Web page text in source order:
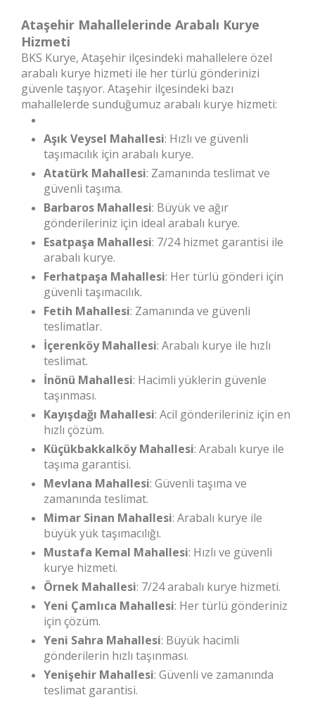
Ataşehir Mahallelerinde Arabalı Kurye
Hizmeti
BKS Kurye, Ataşehir ilçesindeki mahallelere özel
arabalı kurye hizmeti ile her türlü gönderinizi
güvenle taşıyor. Ataşehir ilçesindeki bazı
mahallelerde sunduğumuz arabalı kurye hizmeti:
Aşık Veysel Mahallesi: Hızlı ve güvenli
taşımacılık için arabalı kurye.
Atatürk Mahallesi: Zamanında teslimat ve
güvenli taşıma.
Barbaros Mahallesi: Büyük ve ağır
gönderileriniz için ideal arabalı kurye.
Esatpaşa Mahallesi: 7/24 hizmet garantisi ile
arabalı kurye.
Ferhatpaşa Mahallesi: Her türlü gönderi için
güvenli taşımacılık.
Fetih Mahallesi: Zamanında ve güvenli
teslimatlar.
İçerenköy Mahallesi: Arabalı kurye ile hızlı
teslimat.
İnönü Mahallesi: Hacimli yüklerin güvenle
taşınması.
Kayışdağı Mahallesi: Acil gönderileriniz için en
hızlı çözüm.
Küçükbakkalköy Mahallesi: Arabalı kurye ile
taşıma garantisi.
Mevlana Mahallesi: Güvenli taşıma ve
zamanında teslimat.
Mimar Sinan Mahallesi: Arabalı kurye ile
büyük yük taşımacılığı.
Mustafa Kemal Mahallesi: Hızlı ve güvenli
kurye hizmeti.
Örnek Mahallesi: 7/24 arabalı kurye hizmeti.
Yeni Çamlıca Mahallesi: Her türlü gönderiniz
için çözüm.
Yeni Sahra Mahallesi: Büyük hacimli
gönderilerin hızlı taşınması.
Yenişehir Mahallesi: Güvenli ve zamanında
teslimat garantisi.